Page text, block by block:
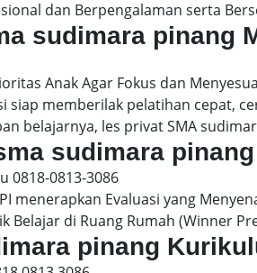
dan Berpengalaman serta
sudimara pinang
Anak Agar Fokus dan
memberilak pelatihan cepat,
belajarnya, les privat SMA
sudimara
0818-0813-3086
menerapkan Evaluasi yang
Belajar di Ruang Rumah (Winner
pinang